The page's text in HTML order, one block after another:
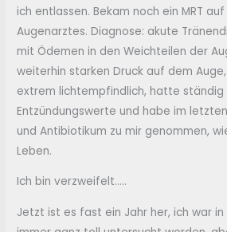
ich entlassen. Bekam noch ein MRT
Augenarztes. Diagnose: akute
mit Ödemen in den Weichteilen der
weiterhin starken Druck auf dem
extrem lichtempfindlich, hatte ständig
Entzündungswerte und habe im
und Antibiotikum zu mir genommen,
Leben.
Ich bin verzweifelt…..
Jetzt ist es fast ein Jahr her, ich war in